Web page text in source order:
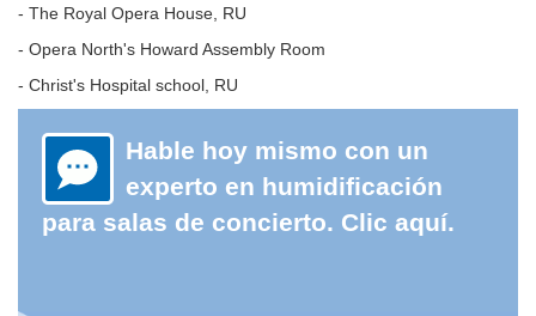
- The Royal Opera House, RU
- Opera North's Howard Assembly Room
- Christ's Hospital school, RU
Hable hoy mismo con un
experto en humidificación
para salas de concierto. Clic aquí.